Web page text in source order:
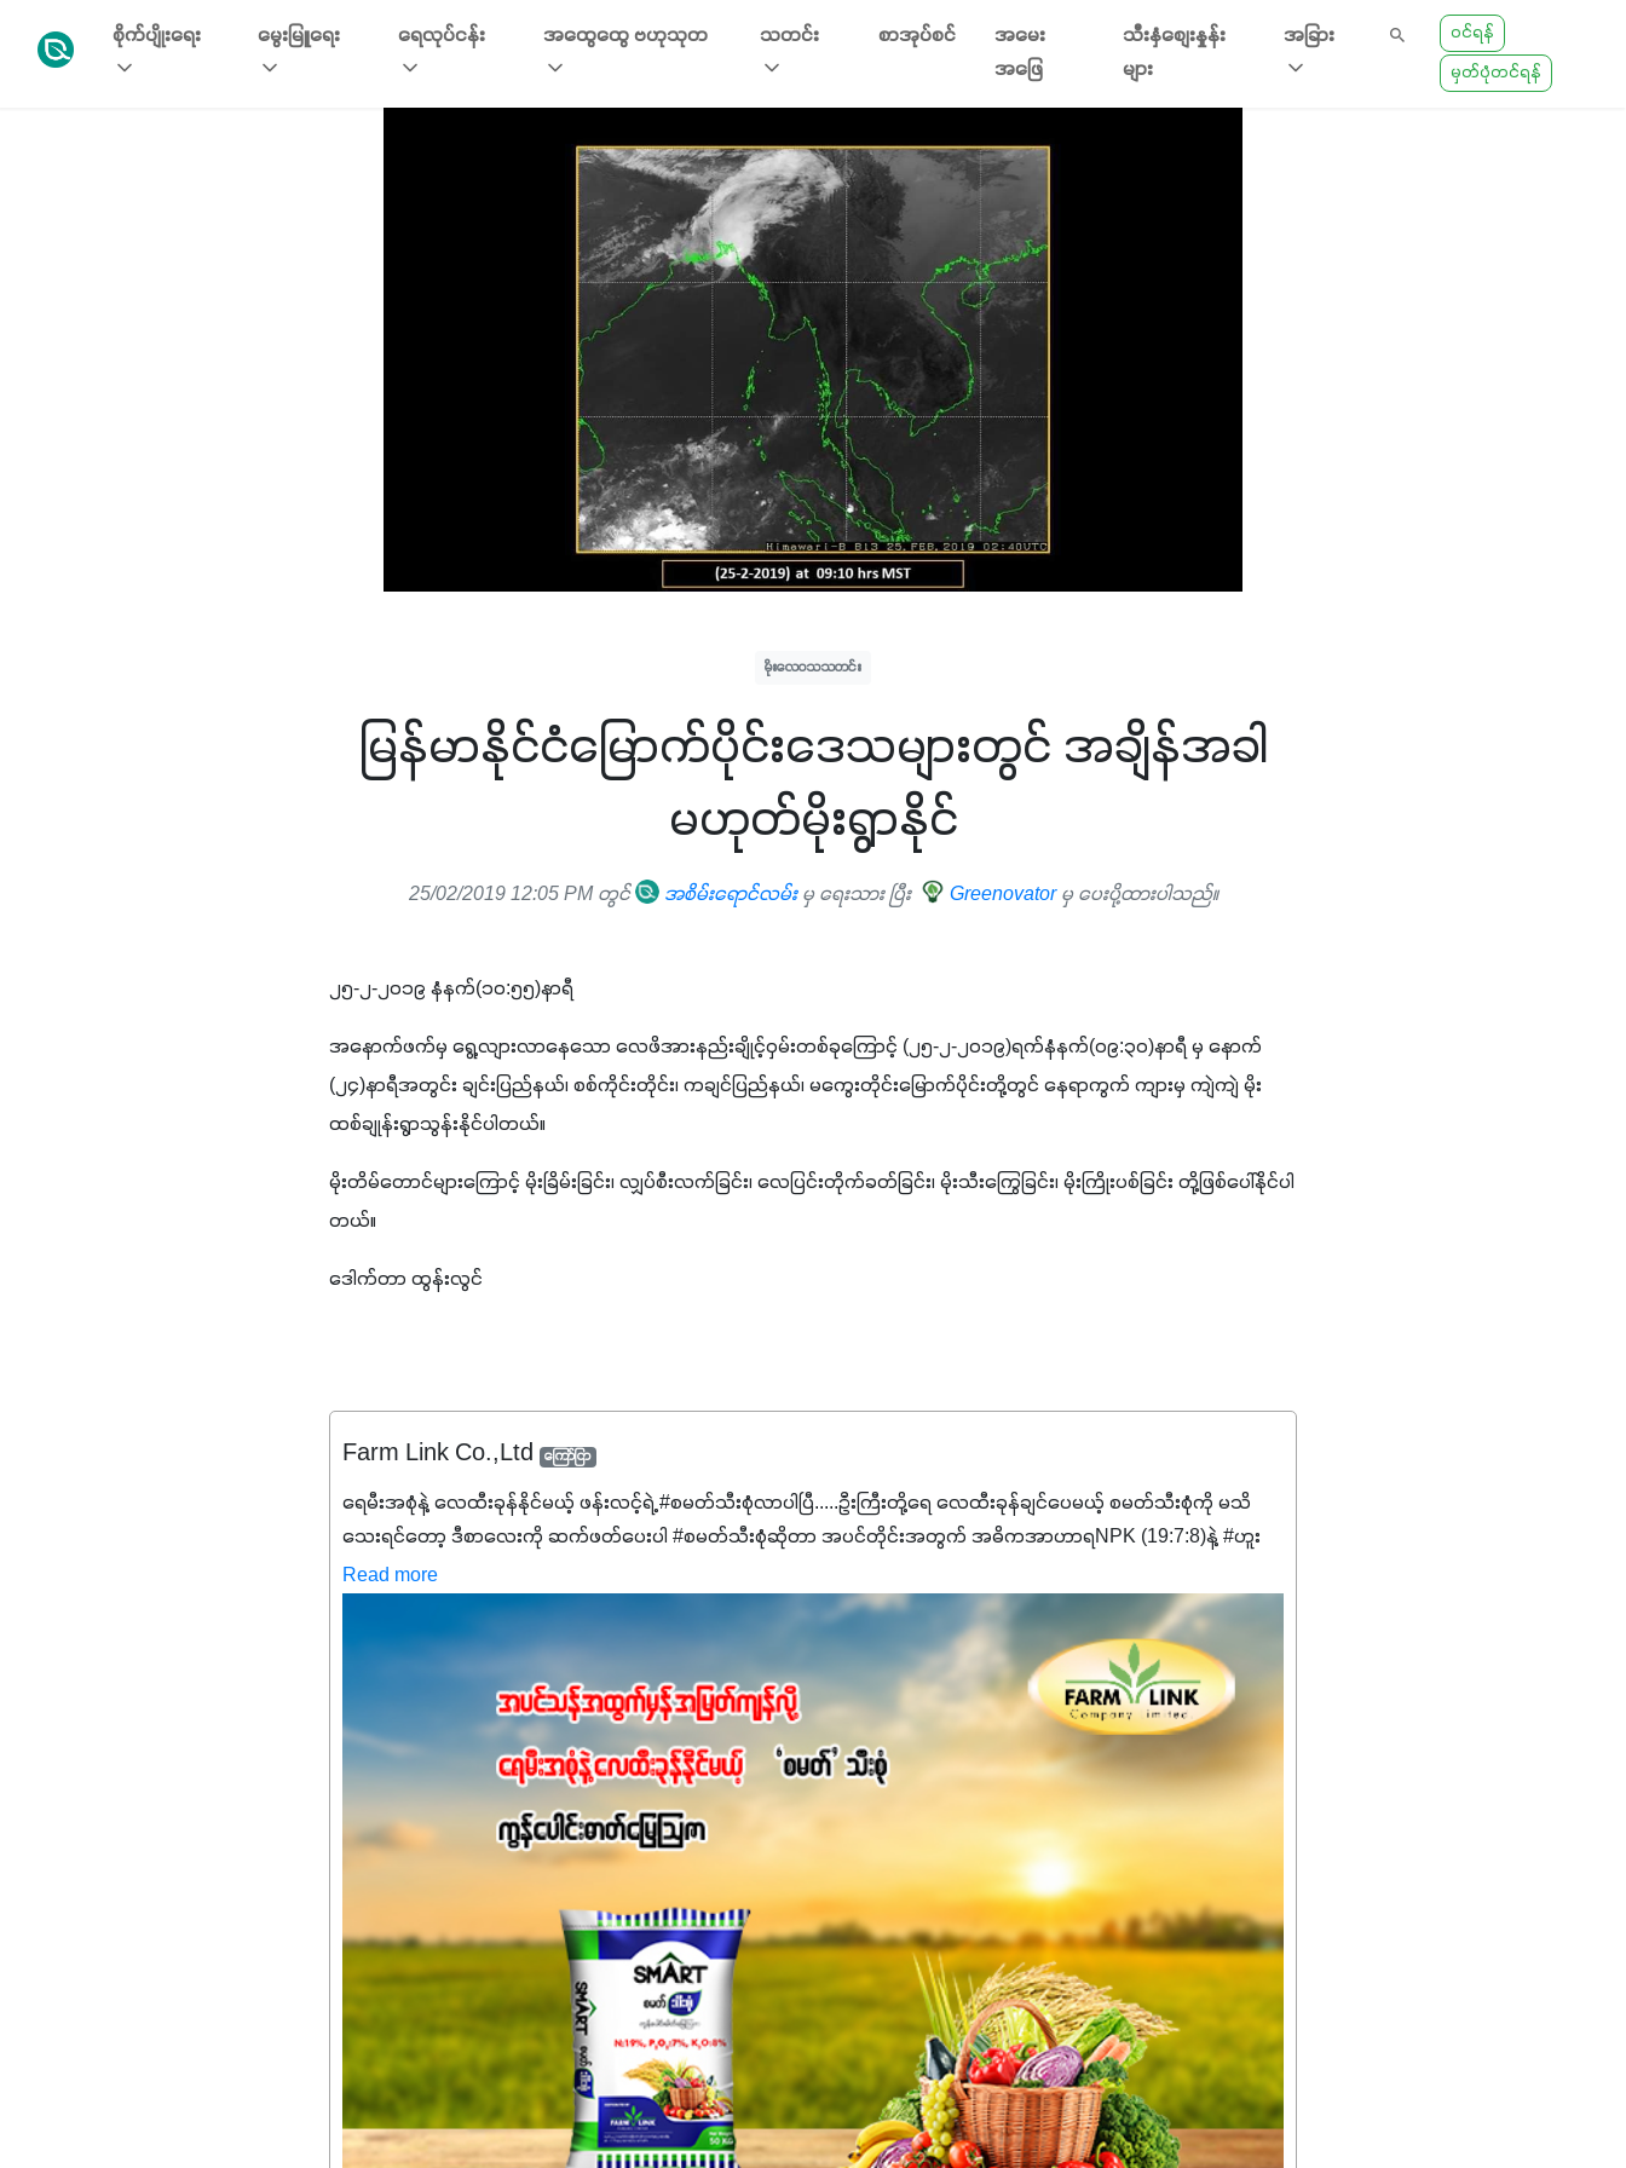
စိုက်ပျိုးရေး မွေးမြူရေး ရေလုပ်ငန်း အထွေထွေ ဗဟုသုတ သတင်း စာအုပ်စင်
အမေး
အဖြေ
သီးနှံစျေးနှုန်း
များ
အခြား
ဝင်ရန်
မှတ်ပုံတင်ရန်
မိုးလေဝသသတင်း
မြန်မာနိုင်ငံမြောက်ပိုင်းဒေသများတွင် အချိန်အခါ
မဟုတ်မိုးရွာနိုင်
25/02/2019 12:05 PM တွင် အစိမ်းရောင်လမ်းမှ ရေးသား ပြီး Greenovator မှ ပေးပို့ထားပါသည်။
၂၅-၂-၂၀၁၉ နံနက်(၁၀:၅၅)နာရီ
အနောက်ဖက်မှ ရွေ့လျားလာနေသော လေဖိအားနည်းချိုင့်ဝှမ်းတစ်ခုကြောင့် (၂၅-၂-၂၀၁၉)ရက်နံနက်(၀၉:၃၀)နာရီ မှ နောက်
(၂၄)နာရီအတွင်း ချင်းပြည်နယ်၊ စစ်ကိုင်းတိုင်း၊ ကချင်ပြည်နယ်၊ မကွေးတိုင်းမြောက်ပိုင်းတို့တွင် နေရာကွက် ကျားမှ ကျဲကျဲ မိုး
ထစ်ချုန်းရွာသွန်းနိုင်ပါတယ်။
မိုးတိမ်တောင်များကြောင့် မိုးခြိမ်းခြင်း၊ လျှပ်စီးလက်ခြင်း၊ လေပြင်းတိုက်ခတ်ခြင်း၊ မိုးသီးကြွေခြင်း၊ မိုးကြိုးပစ်ခြင်း တို့ဖြစ်ပေါ်နိုင်ပါ
တယ်။
ဒေါက်တာ ထွန်းလွင်
Farm Link Co.,Ltd ကြော်ငြာ
ရေမီးအစုံနဲ့ လေထီးခုန်နိုင်မယ့် ဖန်းလင့်ရဲ့ #စမတ်သီးစုံလာပါပြီ.....ဦးကြီးတို့ရေ ‌လေထီးခုန်ချင်ပေမယ့် စမတ်သီးစုံကို မသိ
သေးရင်တော့ ဒီစာလေးကို ဆက်ဖတ်‌ပေးပါ #စမတ်သီးစုံဆိုတာ အပင်တိုင်းအတွက် အဓိကအာဟာရNPK (19:7:8)နဲ့ #ဟူး
မစ်အက်စစ်တို့ အချိုးကျ ပေါင်းစပ်ထားတဲ့ ကွန်ပေါင်းဓာတ်မြေဩဇာဖြစ်ပါတယ်။ အဓိကအကျိုးကျေးဇူးတွေအနေနဲ့ကတော့
နိုက်ထရိုဂျင် 19%ပါဝင်တဲ့အတွက် ကလိုရိုဖီးလ်ဖွဲ့စည်းမှုကို အားပေးကာ သီးနှံပင်များ၏အရွက်များစိမ်းလန်းသန်စွမ်းပြီး အစာ
ချက်လုပ်မှုအားကောင်းစေပါတယ်။ အပင်၏ပင်ပိုင်းကြီးထွားမှုကို တိုးမြင့်စေကာ အပင်သန်၍ အကြီးမြန်စေပါတယ်။
သင့်တော်တဲ့ Phosphorus 7%ပါဝင်မှုကြောင့် အပင်ရဲ့ အမြစ်ဖွဲ့စည်းတည်ဆောက်မှုကို ပို၍သန်မာလာအောင် အားပေးပါ
တယ်။ ဒါ့အပြင် ပန်းပွင့်ခြင်း၊အသီးသီးခြင်း၊အစေ့တည်ခြင်းလုပ်ငန်းစဉ်များကိုလည်း အားပေးပါတယ်။ လုံလောက်တဲ့
Potassium 8%က အပင်ရဲ့ ရောဂါဒဏ်၊ရာသီဥတုဒဏ်ခံနိုင်ရည်ရှိမှုကို မြင့်တက်စေပြီး အသီးအရည်အသွေး၊ အရွယ်အစားနဲ့
အရသာ ပိုမိုကောင်းမွန်စေဖို့အတွက် လိုအပ်တဲ့အာဟာရဓာတ်ဖြစ်ပါတယ်။ ဟူးမစ်အက်စစ်ပါဝင်ပေါင်းစပ်ထားတဲ့အတွက်
အာဟာရဓာတ်စုပ်ယူမှုကောင်းမွန်လာခြင်း၊မြေဆီလွှာဖွဲ့စည်းပုံနှင့်ရေထိန်းနိုင်စွမ်းအားကောင်းလာခြင်းအပါအဝင်
အကျိုးကျေးဇူးများစွာကိုရရှိစေမှာဖြစ်ပါတယ်။ စပါးအပါအဝင် နှံစားသီးနှံများ၊ပဲအမျိုးမျိုး၊ဟင်းသီးဟင်းရွက်နဲ့ ဥယျာဉ်ခြံသီးနှံ
အားလုံးမှာ အသုံးပြုနိုင်တယ်ဆိုတော့ တစ်မျိုးတည်းနဲ့ အားလုံးပါဖက်(perfect)မယ့် စမတ်သီးစုံနော် အရွေးမမှားတာသေချာပြီ
မလို့ အတွေးမများဘဲ သီးနှံတိုင်းကြီးထွားအောင် ဖန်းလင့်ရဲ့ #စမတ်သီးစုံကို သုံးကြပါစို့....
Read more